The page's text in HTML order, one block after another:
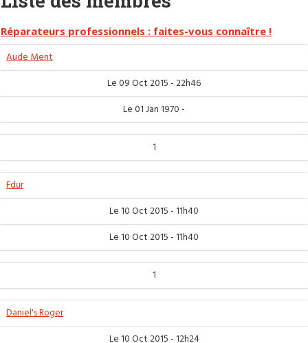
Réparateurs professionnels : faites-vous connaître !
Aude Ment
Le 09 Oct 2015 - 22h46
Le 01 Jan 1970 -
1
Fdur
Le 10 Oct 2015 - 11h40
Le 10 Oct 2015 - 11h40
1
Daniel's Roger
Le 10 Oct 2015 - 12h24